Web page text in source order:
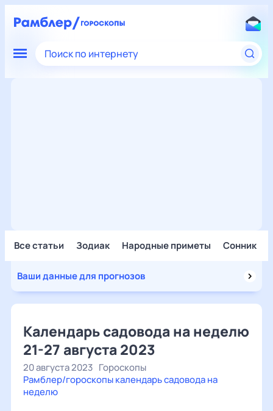
Поиск по интернету
Все статьи Зодиак Народные приметы Сонник
Ваши данные для прогнозов
Календарь садовода на неделю
21-27 августа 2023
20 августа 2023 Гороскопы
Рамблер/гороскопы календарь садовода на
неделю